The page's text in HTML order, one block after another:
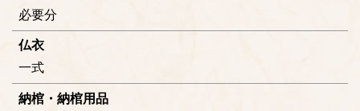
必要分
仏衣
一式
納棺・納棺用品